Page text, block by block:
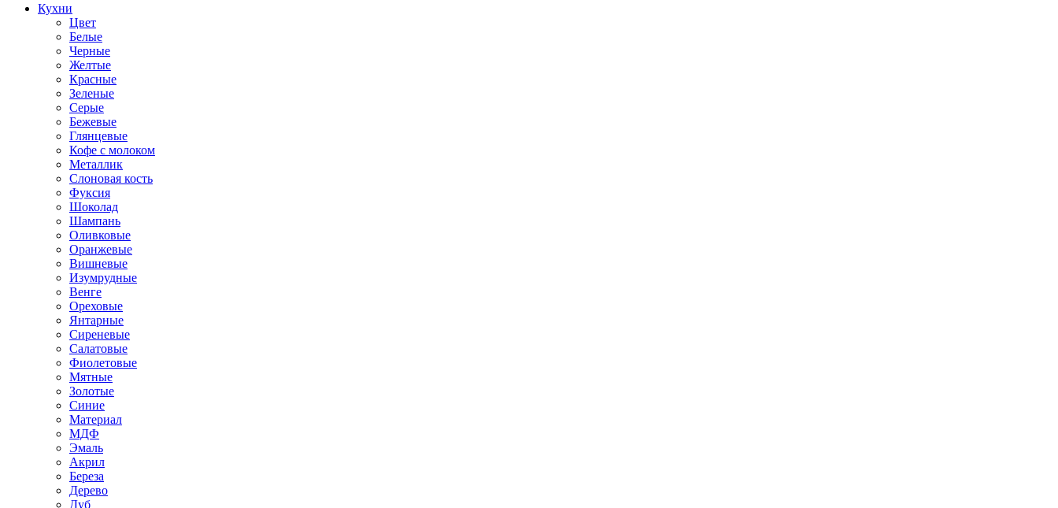
Кухни
Цвет
Белые
Черные
Желтые
Красные
Зеленые
Серые
Бежевые
Глянцевые
Кофе с молоком
Металлик
Слоновая кость
Фуксия
Шоколад
Шампань
Оливковые
Оранжевые
Вишневые
Изумрудные
Венге
Ореховые
Янтарные
Сиреневые
Салатовые
Фиолетовые
Мятные
Золотые
Синие
Материал
МДФ
Эмаль
Акрил
Береза
Дерево
Дуб